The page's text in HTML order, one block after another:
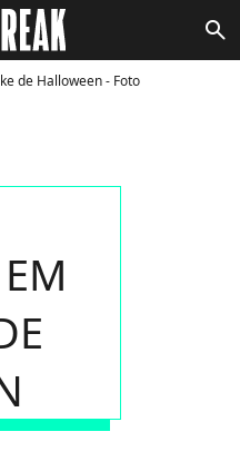
search
de Halloween - Foto